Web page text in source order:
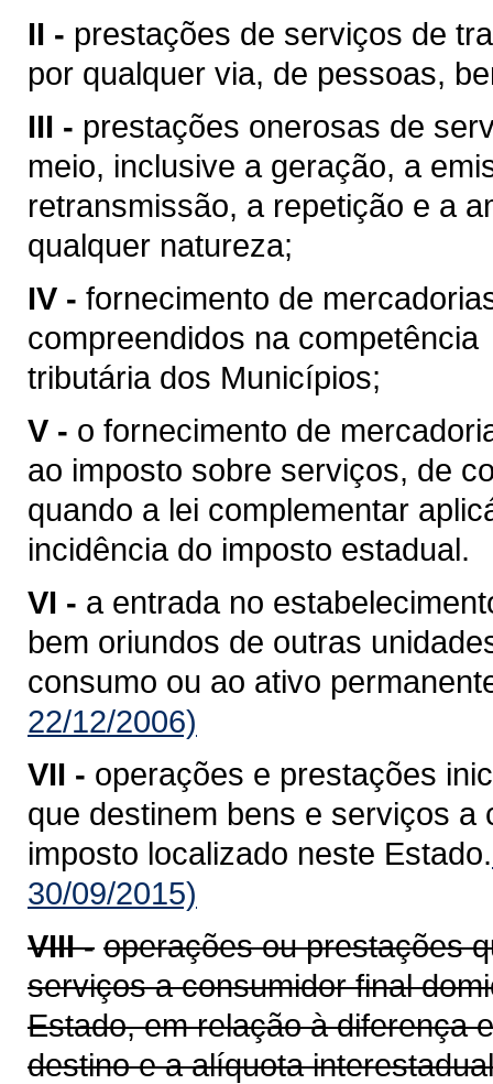
II - prestações de serviços de
por qualquer via, de pessoas,
III - prestações onerosas de
meio, inclusive a geração, a
retransmissão, a repetição e a
qualquer natureza;
IV - fornecimento de
compreendidos na competência
tributária dos Municípios;
V - o fornecimento de
ao imposto sobre serviços, de
quando a lei complementar
incidência do imposto estadual.
VI - a entrada no
bem oriundos de outras
consumo ou ao ativo
22/12/2006)
VII - operações e prestações
que destinem bens e serviços a
imposto localizado neste Estado.
30/09/2015)
VIII - operações ou prestações
serviços a consumidor final
Estado, em relação à diferença
destino e a alíquota